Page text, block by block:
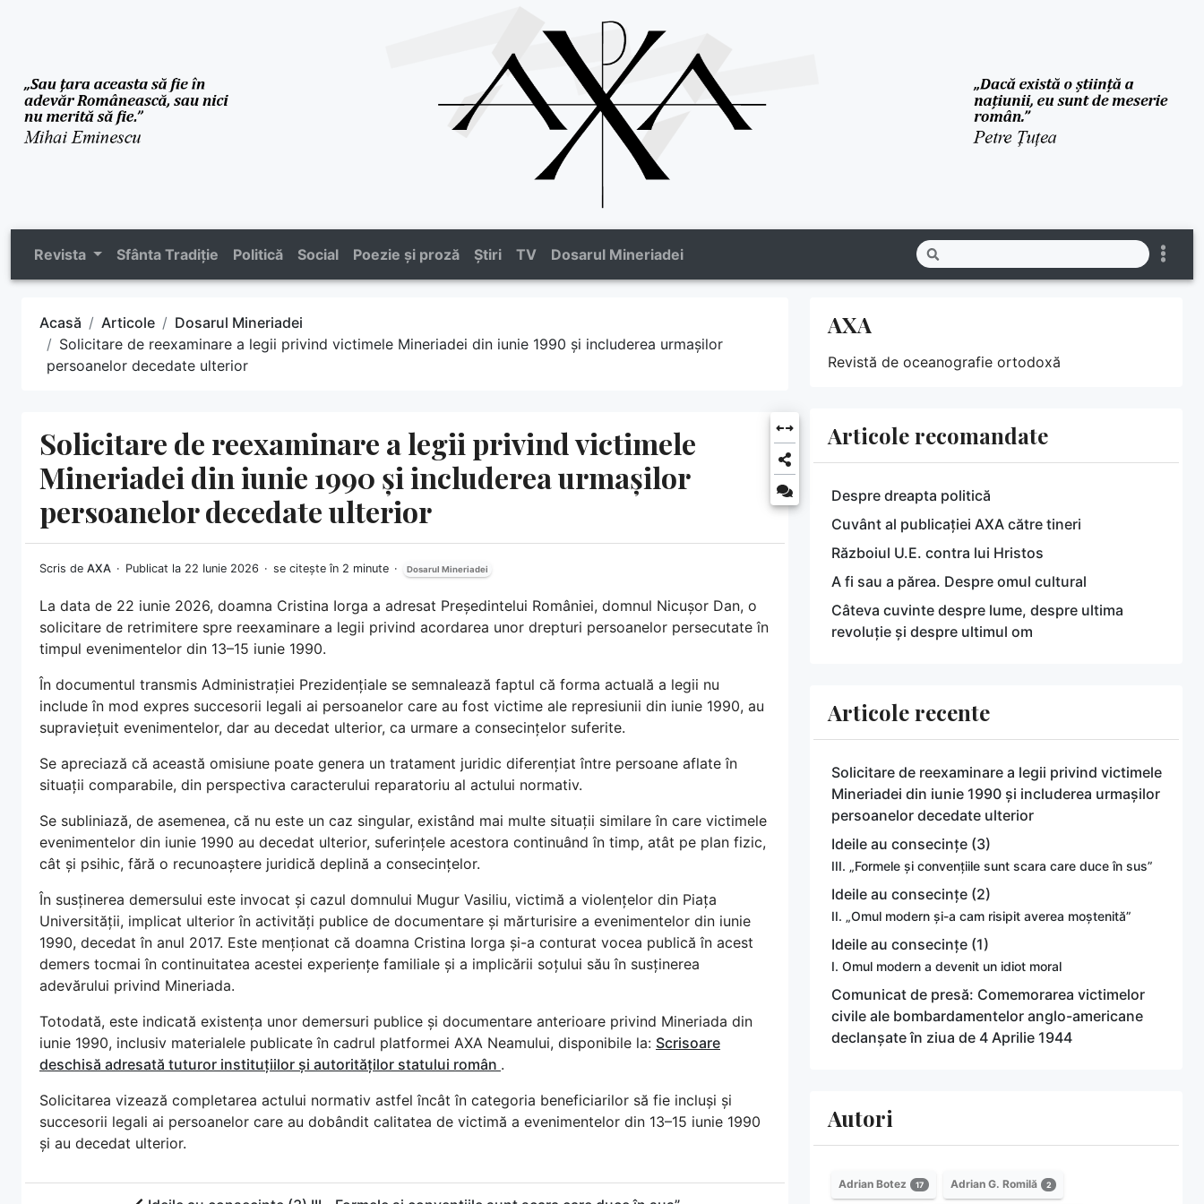
Revista Sfânta Tradiție Politică Social Poezie și proză Știri TV Dosarul Mineriadei
Acasă Articole
Dosarul Mineriadei
Solicitare de reexaminare a legii privind victimele Mineriadei din iunie 1990 și includerea urmașilor
persoanelor decedate ulterior
Solicitare de reexaminare a legii privind victimele
Mineriadei din iunie 1990 și includerea urmașilor
persoanelor decedate ulterior
Scris de AXA Publicat la 22 Iunie 2026 se citește în 2 minute Dosarul Mineriadei
La data de 22 iunie 2026, doamna Cristina Iorga a adresat Președintelui României, domnul Nicușor Dan, o
solicitare de retrimitere spre reexaminare a legii privind acordarea unor drepturi persoanelor persecutate în
timpul evenimentelor din 13–15 iunie 1990.
În documentul transmis Administrației Prezidențiale se semnalează faptul că forma actuală a legii nu
include în mod expres succesorii legali ai persoanelor care au fost victime ale represiunii din iunie 1990, au
supraviețuit evenimentelor, dar au decedat ulterior, ca urmare a consecințelor suferite.
Se apreciază că această omisiune poate genera un tratament juridic diferențiat între persoane aflate în
situații comparabile, din perspectiva caracterului reparatoriu al actului normativ.
Se subliniază, de asemenea, că nu este un caz singular, existând mai multe situații similare în care victimele
evenimentelor din iunie 1990 au decedat ulterior, suferințele acestora continuând în timp, atât pe plan fizic,
cât și psihic, fără o recunoaștere juridică deplină a consecințelor.
În susținerea demersului este invocat și cazul domnului Mugur Vasiliu, victimă a violențelor din Piața
Universității, implicat ulterior în activități publice de documentare și mărturisire a evenimentelor din iunie
1990, decedat în anul 2017. Este menționat că doamna Cristina Iorga și-a conturat vocea publică în acest
demers tocmai în continuitatea acestei experiențe familiale și a implicării soțului său în susținerea
adevărului privind Mineriada.
Totodată, este indicată existența unor demersuri publice și documentare anterioare privind Mineriada din
iunie 1990, inclusiv materialele publicate în cadrul platformei AXA Neamului, disponibile la: Scrisoare
deschisă adresată tuturor instituțiilor și autorităților statului român .
Solicitarea vizează completarea actului normativ astfel încât în categoria beneficiarilor să fie incluși și
succesorii legali ai persoanelor care au dobândit calitatea de victimă a evenimentelor din 13–15 iunie 1990
și au decedat ulterior.
AXA
Revistă de oceanografie ortodoxă
Articole recomandate
Despre dreapta politică
Cuvânt al publicației AXA către tineri
Războiul U.E. contra lui Hristos
A fi sau a părea. Despre omul cultural
Câteva cuvinte despre lume, despre ultima
revoluție și despre ultimul om
Articole recente
Solicitare de reexaminare a legii privind victimele
Mineriadei din iunie 1990 și includerea urmașilor
persoanelor decedate ulterior
Ideile au consecințe (3)
III. „Formele și convențiile sunt scara care duce în sus”
Ideile au consecințe (2)
II. „Omul modern și-a cam risipit averea moștenită”
Ideile au consecințe (1)
I. Omul modern a devenit un idiot moral
Comunicat de presă: Comemorarea victimelor
civile ale bombardamentelor anglo-americane
declanșate în ziua de 4 Aprilie 1944
Autori
Adrian Botez 17 Adrian G. Romilă 2